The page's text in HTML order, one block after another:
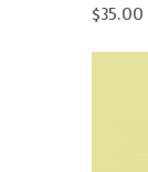
$35.00